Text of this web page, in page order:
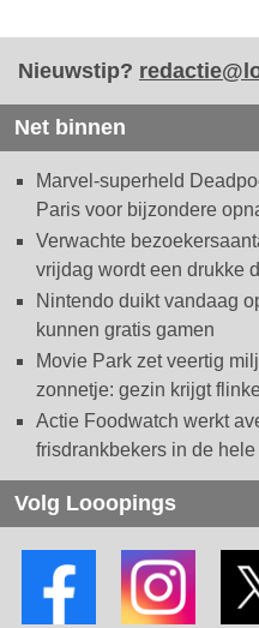
Nieuwstip?
Net binnen
Marvel-superheld
Paris voor bijzondere
Verwachte
vrijdag wordt een drukke
Nintendo duikt vandaag
kunnen gratis gamen
Movie Park zet veertig
zonnetje: gezin krijgt
Actie Foodwatch werkt
frisdrankbekers in de
Volg Looopings